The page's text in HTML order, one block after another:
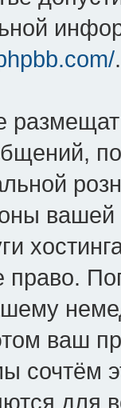
.
право.
ваш
сочтём
для